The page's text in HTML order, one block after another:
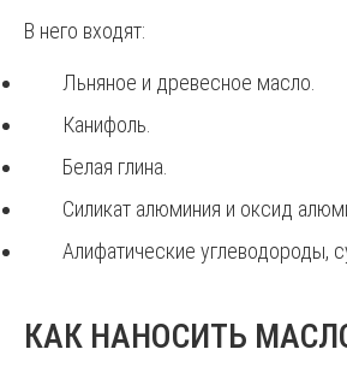
В него входят:
Льняное и древесное масло.
Канифоль.
Белая глина.
Силикат алюминия и оксид
Алифатические углеводороды,
КАК НАНОСИТЬ